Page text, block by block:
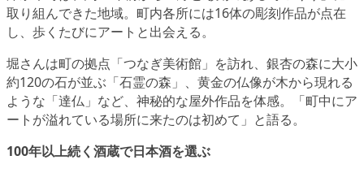
取り組んできた地域。町内各所には16体の彫刻作品が点在
し、歩くたびにアートと出会える。
堀さんは町の拠点「つなぎ美術館」を訪れ、銀杏の森に大小
約120の石が並ぶ「石霊の森」、黄金の仏像が木から現れる
ような「達仏」など、神秘的な屋外作品を体感。「町中にア
ートが溢れている場所に来たのは初めて」と語る。
100年以上続く酒蔵で日本酒を選ぶ